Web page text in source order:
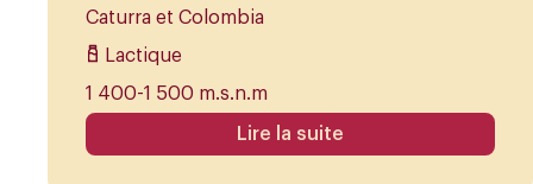
Caturra et Colombia
Lactique
1 400-1 500 m.s.n.m
Lire la suite